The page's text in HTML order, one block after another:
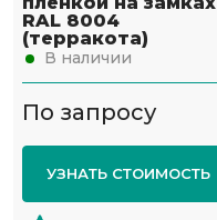
RAL 8004
(терракота)
В наличии
По запросу
УЗНАТЬ СТОИМОСТЬ